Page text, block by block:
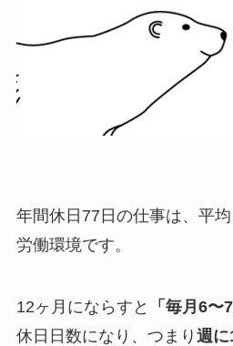
年間休日77日の仕事は、平
労働環境です。
12ヶ月にならすと 「毎月6〜
休日日数になり、つまり 週に